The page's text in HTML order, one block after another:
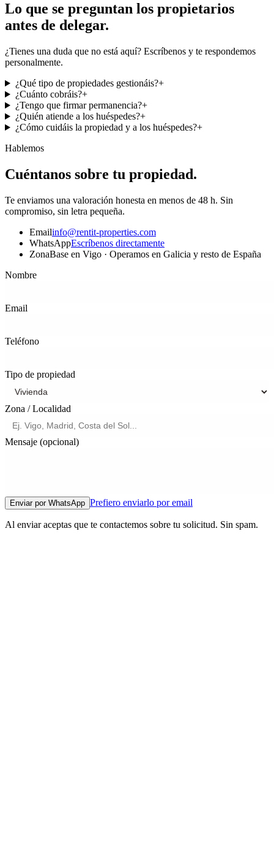
Lo que se preguntan los propietarios
antes de delegar.
¿Tienes una duda que no está aquí? Escríbenos y te respondemos
personalmente.
¿Qué tipo de propiedades gestionáis?+
¿Cuánto cobráis?+
¿Tengo que firmar permanencia?+
¿Quién atiende a los huéspedes?+
¿Cómo cuidáis la propiedad y a los huéspedes?+
Hablemos
Cuéntanos sobre tu propiedad.
Te enviamos una valoración honesta en menos de 48 h. Sin
compromiso, sin letra pequeña.
Emailinfo@rentit-properties.com
WhatsAppEscríbenos directamente
ZonaBase en Vigo · Operamos en Galicia y resto de España
Nombre
Email
Teléfono
Tipo de propiedad
Zona / Localidad
Mensaje (opcional)
Enviar por WhatsApp Prefiero enviarlo por email
Al enviar aceptas que te contactemos sobre tu solicitud. Sin spam.